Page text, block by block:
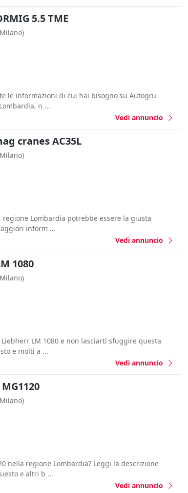
5.5 TME
le informazioni di cui hai bisogno su Autogru
n ...
Vedi annuncio
cranes AC35L
Lombardia potrebbe essere la giusta
inform ...
Vedi annuncio
1080
LM 1080 e non lasciarti sfuggire questa
e molti a ...
Vedi annuncio
nella regione Lombardia? Leggi la descrizione
e altri b ...
Vedi annuncio